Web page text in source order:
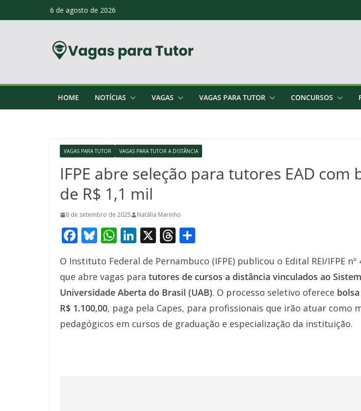
to
6 de agosto de 2026
HOME NOTÍCIAS VAGAS VAGAS PARA TUTOR CONCURSOS
VAGAS PARA TUTOR VAGAS PARA TUTOR A DISTÂNCIA
IFPE abre seleção para tutores EAD com
de R$ 1,1 mil
8 de setembro de 2025 Natália Marinho
F
e
b
o
o
k
Bl
e
sk
y
W
at
s
A
p
p
Li
k
e
dI
n
X T
re
a
d
s
ar
e
O Instituto Federal de Pernambuco (IFPE) publicou o Edital REI/IFPE nº
que abre vagas para tutores de cursos a distância vinculados ao
Universidade Aberta do Brasil (UAB). O processo seletivo oferece
R$ 1.100,00, paga pela Capes, para profissionais que irão atuar como
pedagógicos em cursos de graduação e especialização da instituição.